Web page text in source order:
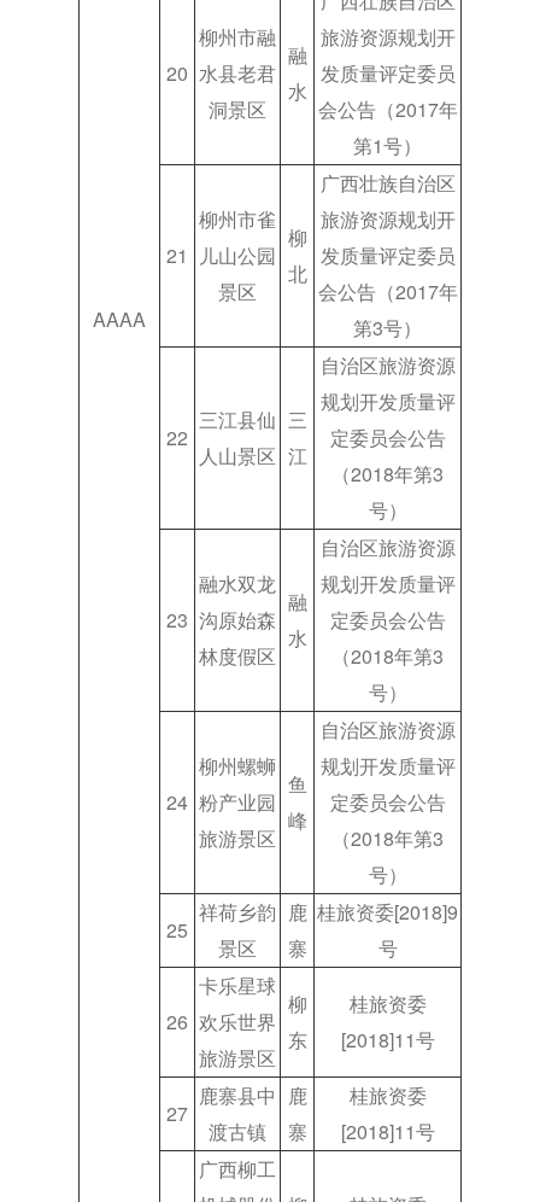
AAAA
20
柳州市融
水县老君
洞景区
融
水
旅游资源规划开
发质量评定委员
会公告（2017年
第1号）
21
柳州市雀
儿山公园
景区
柳
北
广西壮族自治区
旅游资源规划开
发质量评定委员
会公告（2017年
第3号）
22
三江县仙
人山景区
三
江
自治区旅游资源
规划开发质量评
定委员会公告
（2018年第3
号）
23
融水双龙
沟原始森
林度假区
融
水
自治区旅游资源
规划开发质量评
定委员会公告
（2018年第3
号）
24
柳州螺蛳
粉产业园
旅游景区
鱼
峰
自治区旅游资源
规划开发质量评
定委员会公告
（2018年第3
号）
25
祥荷乡韵
景区
鹿
寨
桂旅资委[2018]9
号
26
卡乐星球
欢乐世界
旅游景区
柳
东
桂旅资委
[2018]11号
27
鹿寨县中
渡古镇
鹿
寨
桂旅资委
[2018]11号
广西柳工